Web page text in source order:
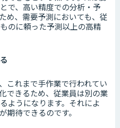
で、高い精度での分析・予
め、需要予測においても、従
のに頼った予測以上の高精
これまで手作業で行われてい
できるため、従業員は別の業
ようになります。それによ
期待できるのです。